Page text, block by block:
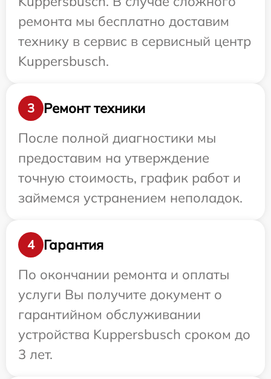
ремонта мы бесплатно доставим
технику в сервис в сервисный центр
Kuppersbusch.
3
Ремонт техники
После полной диагностики мы
предоставим на утверждение
точную стоимость, график работ и
займемся устранением неполадок.
4
Гарантия
По окончании ремонта и оплаты
услуги Вы получите документ о
гарантийном обслуживании
устройства Kuppersbusch сроком до
3 лет.